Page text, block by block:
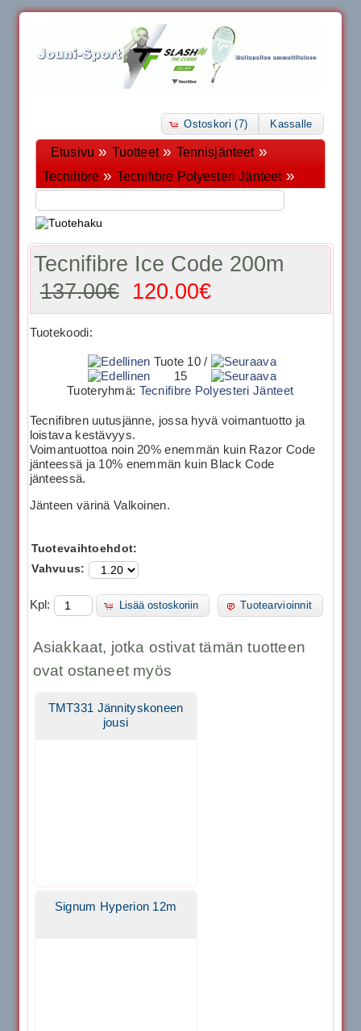
Ostoskori (7) Kassalle
Etusivu » Tuotteet» Tennisjänteet»
Tecnifibre » Tecnifibre Polyesteri Jänteet»
Tecnifibre Ice Code 200m
137.00€
120.00€
Tuotekoodi:
Tuote 10 /
15
Tuoteryhmä: Tecnifibre Polyesteri Jänteet
Tecnifibren uutusjänne, jossa hyvä voimantuotto ja
loistava kestävyys.
Voimantuottoa noin 20% enemmän kuin Razor Code
jänteessä ja 10% enemmän kuin Black Code
jänteessä.
Jänteen värinä Valkoinen.
Tuotevaihtoehdot:
Vahvuus:
Kpl: Lisää ostoskoriin Tuotearvioinnit
Asiakkaat, jotka ostivat tämän tuotteen
ovat ostaneet myös
TMT331 Jännityskoneen
jousi
Signum Hyperion 12m